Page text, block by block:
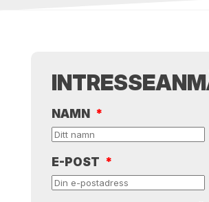
NAMN *
E-POST *